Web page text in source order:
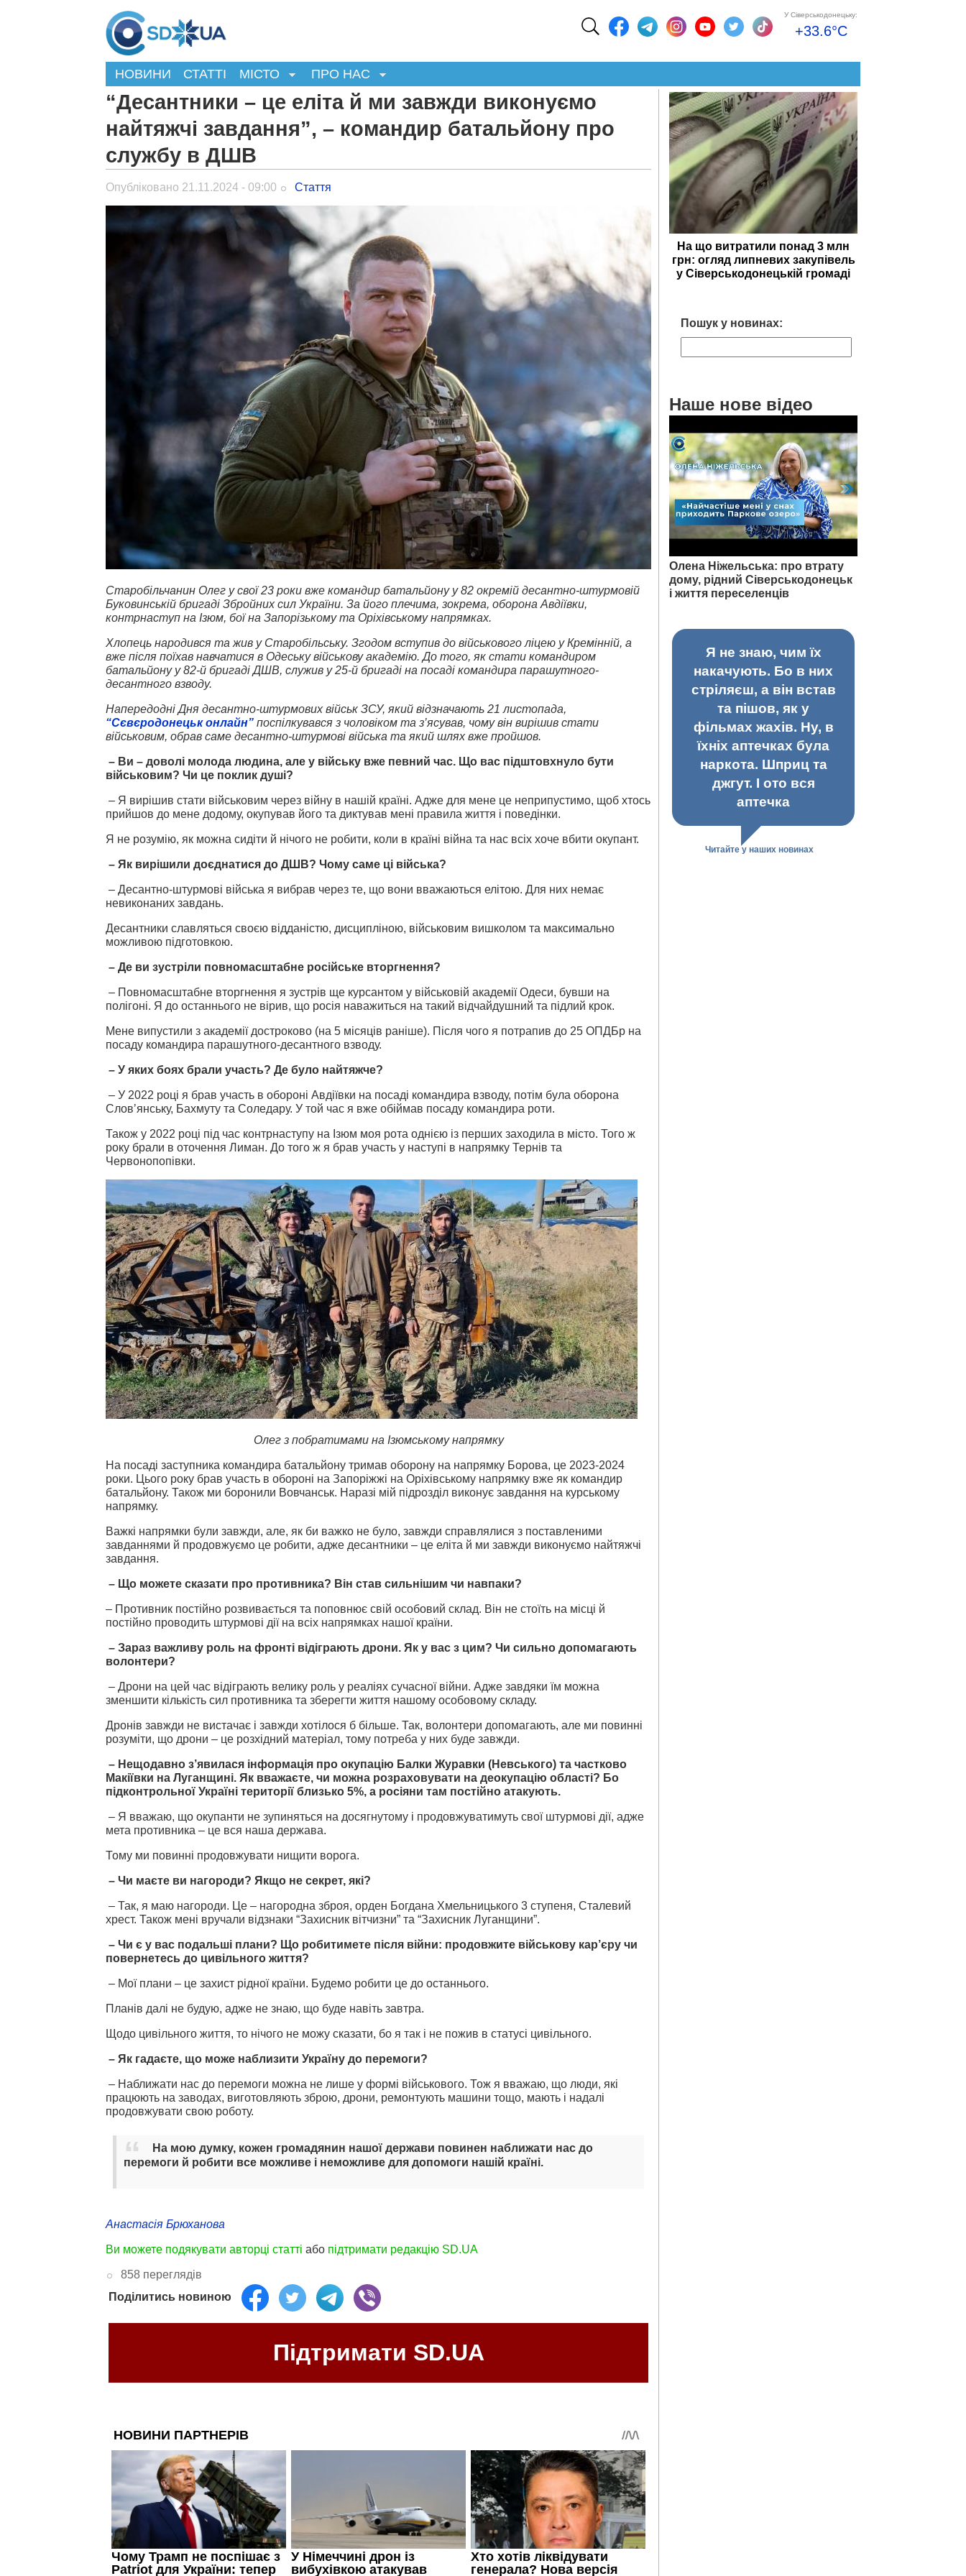
У Сіверськодонецьку:
+33.6°C
НОВИНИ СТАТТІ МІСТО ПРО НАС
“Десантники – це еліта й ми завжди виконуємо
найтяжчі завдання”, – командир батальйону про
службу в ДШВ
Опубліковано 21.11.2024 - 09:00 Стаття
Старобільчанин Олег у свої 23 роки вже командир батальйону у 82 окремій десантно-штурмовій
Буковинській бригаді Збройних сил України. За його плечима, зокрема, оборона Авдіївки,
контрнаступ на Ізюм, бої на Запорізькому та Оріхівському напрямках.
Хлопець народився та жив у Старобільську. Згодом вступив до військового ліцею у Кремінній, а
вже після поїхав навчатися в Одеську військову академію. До того, як стати командиром
батальйону у 82-й бригаді ДШВ, служив у 25-й бригаді на посаді командира парашутного-
десантного взводу.
Напередодні Дня десантно-штурмових військ ЗСУ, який відзначають 21 листопада,
“Сєвєродонецьк онлайн” поспілкувався з чоловіком та з’ясував, чому він вирішив стати
військовим, обрав саме десантно-штурмові війська та який шлях вже пройшов.
– Ви – доволі молода людина, але у війську вже певний час. Що вас підштовхнуло бути
військовим? Чи це поклик душі?
– Я вирішив стати військовим через війну в нашій країні. Адже для мене це неприпустимо, щоб хтось
прийшов до мене додому, окупував його та диктував мені правила життя і поведінки.
Я не розумію, як можна сидіти й нічого не робити, коли в країні війна та нас всіх хоче вбити окупант.
– Як вирішили доєднатися до ДШВ? Чому саме ці війська?
– Десантно-штурмові війська я вибрав через те, що вони вважаються елітою. Для них немає
невиконаних завдань.
Десантники славляться своєю відданістю, дисципліною, військовим вишколом та максимально
можливою підготовкою.
– Де ви зустріли повномасштабне російське вторгнення?
– Повномасштабне вторгнення я зустрів ще курсантом у військовій академії Одеси, бувши на
полігоні. Я до останнього не вірив, що росія наважиться на такий відчайдушний та підлий крок.
Мене випустили з академії достроково (на 5 місяців раніше). Після чого я потрапив до 25 ОПДБр на
посаду командира парашутного-десантного взводу.
– У яких боях брали участь? Де було найтяжче?
– У 2022 році я брав участь в обороні Авдіївки на посаді командира взводу, потім була оборона
Словʼянську, Бахмуту та Соледару. У той час я вже обіймав посаду командира роти.
Також у 2022 році під час контрнаступу на Ізюм моя рота однією із перших заходила в місто. Того ж
року брали в оточення Лиман. До того ж я брав участь у наступі в напрямку Тернів та
Червонопопівки.
Олег з побратимами на Ізюмському напрямку
На посаді заступника командира батальйону тримав оборону на напрямку Борова, це 2023-2024
роки. Цього року брав участь в обороні на Запоріжжі на Оріхівському напрямку вже як командир
батальйону. Також ми боронили Вовчанськ. Наразі мій підрозділ виконує завдання на курському
напрямку.
Важкі напрямки були завжди, але, як би важко не було, завжди справлялися з поставленими
завданнями й продовжуємо це робити, адже десантники – це еліта й ми завжди виконуємо найтяжчі
завдання.
– Що можете сказати про противника? Він став сильнішим чи навпаки?
– Противник постійно розвивається та поповнює свій особовий склад. Він не стоїть на місці й
постійно проводить штурмові дії на всіх напрямках нашої країни.
– Зараз важливу роль на фронті відіграють дрони. Як у вас з цим? Чи сильно допомагають
волонтери?
– Дрони на цей час відіграють велику роль у реаліях сучасної війни. Адже завдяки їм можна
зменшити кількість сил противника та зберегти життя нашому особовому складу.
Дронів завжди не вистачає і завжди хотілося б більше. Так, волонтери допомагають, але ми повинні
розуміти, що дрони – це розхідний матеріал, тому потреба у них буде завжди.
– Нещодавно з’явилася інформація про окупацію Балки Журавки (Невського) та частково
Макіївки на Луганщині. Як вважаєте, чи можна розраховувати на деокупацію області? Бо
підконтрольної Україні території близько 5%, а росіяни там постійно атакують.
– Я вважаю, що окупанти не зупиняться на досягнутому і продовжуватимуть свої штурмові дії, адже
мета противника – це вся наша держава.
Тому ми повинні продовжувати нищити ворога.
– Чи маєте ви нагороди? Якщо не секрет, які?
– Так, я маю нагороди. Це – нагородна зброя, орден Богдана Хмельницького 3 ступеня, ⁠Сталевий
хрест. Також мені вручали відзнаки “Захисник вітчизни” та “Захисник Луганщини”.
– Чи є у вас подальші плани? Що робитимете після війни: продовжите військову кар’єру чи
повернетесь до цивільного життя?
– Мої плани – це захист рідної країни. Будемо робити це до останнього.
Планів далі не будую, адже не знаю, що буде навіть завтра.
Щодо цивільного життя, то нічого не можу сказати, бо я так і не пожив в статусі цивільного.
– Як гадаєте, що може наблизити Україну до перемоги?
– Наближати нас до перемоги можна не лише у формі військового. Тож я вважаю, що люди, які
працюють на заводах, виготовляють зброю, дрони, ремонтують машини тощо, мають і надалі
продовжувати свою роботу.
На мою думку, кожен громадянин нашої держави повинен наближати нас до
перемоги й робити все можливе і неможливе для допомоги нашій країні.
Анастасія Брюханова
Ви можете подякувати авторці статті або підтримати редакцію SD.UA
858 переглядів
Поділитись новиною
Підтримати SD.UA
На що витратили понад 3 млн
грн: огляд липневих закупівель
у Сіверськодонецькій громаді
Пошук у новинах:
Наше нове відео
Олена Ніжельська: про втрату
дому, рідний Сіверськодонецьк
і життя переселенців
Я не знаю, чим їх
накачують. Бо в них
стріляєш, а він встав
та пішов, як у
фільмах жахів. Ну, в
їхніх аптечках була
наркота. Шприц та
джгут. І ото вся
аптечка
Читайте у наших новинах